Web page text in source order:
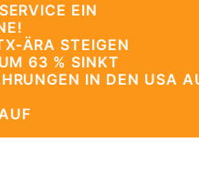
EIN
ÄRA STEIGEN
63 % SINKT
IN DEN USA